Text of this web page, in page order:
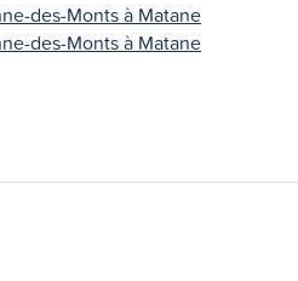
des-Monts à Matane
des-Monts à Matane